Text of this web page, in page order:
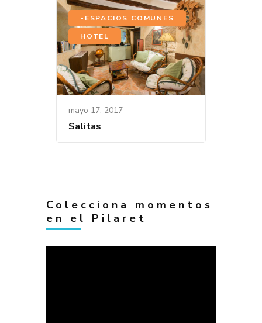
-ESPACIOS COMUNES ,
HOTEL
mayo 17, 2017
Salitas
Colecciona momentos
en el Pilaret